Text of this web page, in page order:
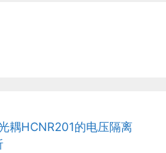
耦HCNR201的电压隔离